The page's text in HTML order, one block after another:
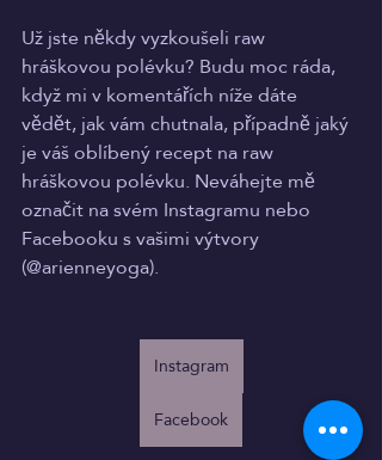
Už jste někdy vyzkoušeli raw
hráškovou polévku? Budu moc ráda,
když mi v komentářích níže dáte
vědět, jak vám chutnala, případně jaký
je váš oblíbený recept na raw
hráškovou polévku. Neváhejte mě
označit na svém Instagramu nebo
Facebooku s vašimi výtvory
(@arienneyoga).
Instagram
Facebook